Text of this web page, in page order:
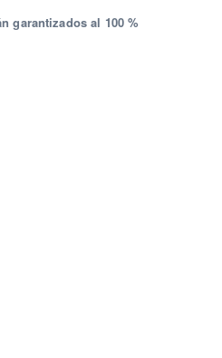
garantizados al 100 %